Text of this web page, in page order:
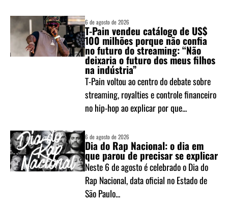
6 de agosto de 2026
T-Pain vendeu catálogo de US$
100 milhões porque não confia
no futuro do streaming: “Não
deixaria o futuro dos meus filhos
na indústria”
T-Pain voltou ao centro do debate sobre
streaming, royalties e controle financeiro
no hip-hop ao explicar por que...
6 de agosto de 2026
Dia do Rap Nacional: o dia em
que parou de precisar se explicar
Neste 6 de agosto é celebrado o Dia do
Rap Nacional, data oficial no Estado de
São Paulo...